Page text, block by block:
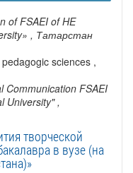
of FSAEI of HE
, Татарстан
sciences ,
Communication FSAEI
University" ,
творческой
в вузе (на